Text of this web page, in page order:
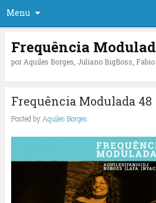
Menu
Frequência
por Aquiles Borges, Juliano BigBoss,
Frequência Modulada 48
Posted by Aquiles Borges